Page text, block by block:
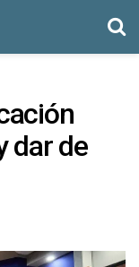
dar de